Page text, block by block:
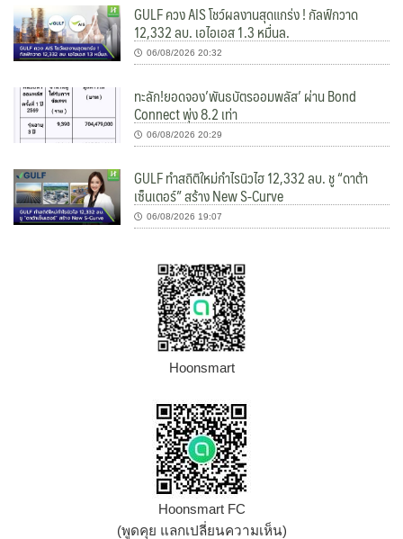
GULF ควง AIS โชว์ผลงานสุดแกร่ง ! กัลฟ์กวาด
12,332 ลบ. เอไอเอส 1.3 หมื่นล.
06/08/2026 20:32
ทะลัก!ยอดจอง’พันธบัตรออมพลัส’ ผ่าน Bond
Connect พุ่ง 8.2 เท่า
06/08/2026 20:29
GULF ทำสถิติใหม่กำไรนิวไฮ 12,332 ลบ. ชู “ดาต้า
เซ็นเตอร์” สร้าง New S-Curve
06/08/2026 19:07
Hoonsmart
Hoonsmart FC
(พูดคุย แลกเปลี่ยนความเห็น)